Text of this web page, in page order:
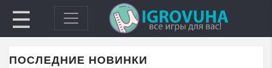
☰
ПОСЛЕДНИЕ НОВИНКИ